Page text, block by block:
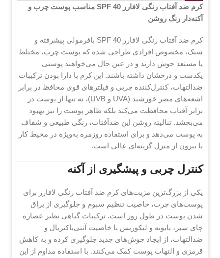
کرم ضد آفتاب رنگی لافارر SPF 40 مناسب پوست چرب و
آکنه‌دار رنگ روشن
کرم ضد آفتاب رنگی لافارر SPF 40 بافرمولی پیشرفته و
سبک، مخصوص افرادی طراحی شده که پوست چرب، مختلط
یا مستعد جوش دارند و در عین حال می‌خواهند پوستی
یکدست و درخشان داشته باشند. این کرم با دارا بودن ترکیبات
ضدالتهاب، کنترل‌کننده چربی و فیلترهای قوی محافظ در برابر
اشعه‌های مضر خورشید (UVA و UVB)، نه تنها از پوست در
برابر آفتاب محافظت می‌کند بلکه ظاهر پوست را نیز بهبود
می‌بخشد. تنالیته روشن این ضدآفتاب، رنگی طبیعی و شفاف
به پوست می‌دهد و برای استفاده روزمره به‌ویژه در محیط کار
یا بیرون از منزل گزینه‌ای عالی است.
کنترل چربی و پیشگیری از آکنه
یکی از بزرگ‌ترین مزیت‌های کرم ضد آفتاب رنگی لافارر برای
پوست‌های چرب، خاصیت تنظیم سبوم و جلوگیری از براق
شدن پوست در طول روز است. ترکیبات گیاهی نظیر عصاره
چای سبز، بابونه و لیکوریس با خاصیت آنتی‌باکتریال و
ضدالتهاب، از ایجاد جوش‌های جدید جلوگیری کرده و به کاهش
قرمزی و التهاب پوست کمک می‌کنند. با استفاده مداوم از این